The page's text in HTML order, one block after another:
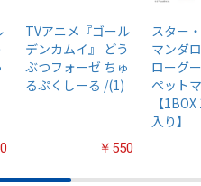
TVアニメ『ゴール
デンカムイ』 どう
ぶつフォーゼ ちゅ
るぷくしーる /(1)
￥550
スター
マンダ
ローグ
ペット
【
入り】